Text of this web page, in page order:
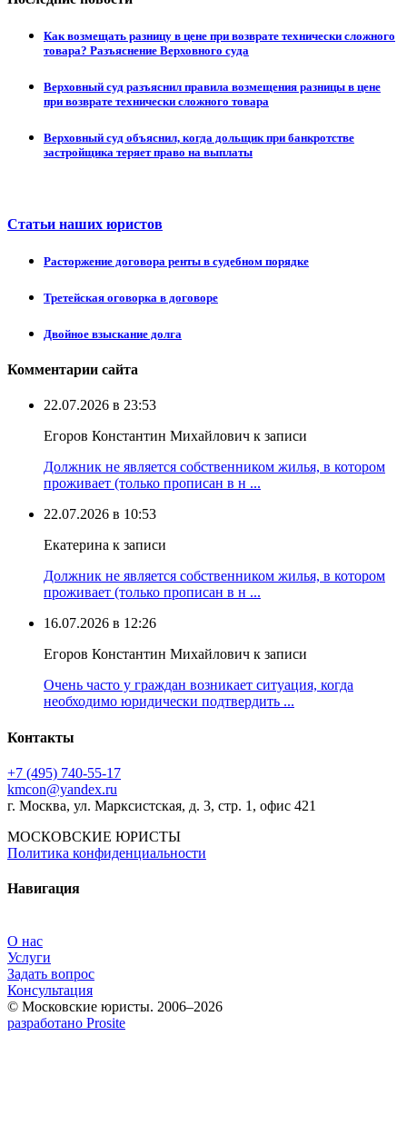
Как возмещать разницу в цене при возврате технически сложного
товара? Разъяснение Верховного суда
Верховный суд разъяснил правила возмещения разницы в цене
при возврате технически сложного товара
Верховный суд объяснил, когда дольщик при банкротстве
застройщика теряет право на выплаты
Статьи наших юристов
Расторжение договора ренты в судебном порядке
Третейская оговорка в договоре
Двойное взыскание долга
Комментарии сайта
22.07.2026 в 23:53
Егоров Константин Михайлович к записи
Должник не является собственником жилья, в котором
проживает (только прописан в н ...
22.07.2026 в 10:53
Екатерина к записи
Должник не является собственником жилья, в котором
проживает (только прописан в н ...
16.07.2026 в 12:26
Егоров Константин Михайлович к записи
Очень часто у граждан возникает ситуация, когда
необходимо юридически подтвердить ...
Контакты
+7 (495) 740‑55‑17
kmcon@yandex.ru
г. Москва, ул. Марксистская, д. 3, стр. 1, офис 421
МОСКОВСКИЕ ЮРИСТЫ
Политика конфиденциальности
Навигация
О нас
Услуги
Задать вопрос
Консультация
© Московские юристы. 2006–2026
разработано Prosite